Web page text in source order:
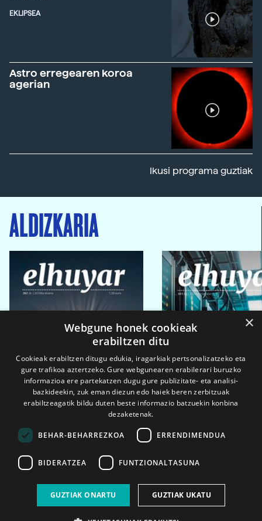
EKLIPSEA
Astro erregearen koroa
agerian
Ikusi programa guztiak
ALDIZKARIA
2026ko eka. 1a 2026ko mar. 1a
×
Webgune honek cookieak
erabiltzen ditu
Cookieak erabiltzen ditugu edukia, iragarkiak pertsonalizatzeko eta
gure trafikoa aztertzeko. Gure webgunearen erabilerari buruzko
informazioa ere partekatzen dugu gure publizitate- eta analisi-
bazkideekin, zuk eman diezun edo haiek beren zerbitzuak
erabiltzeagatik bildu duten beste informazio batzuekin konbina
dezaketenak.
BEHAR-BEHARREZKOA ERRENDIMENDUA
BIDERATZEA FUNTZIONALTASUNA
GUZTIAK ONARTU GUZTIAK UKATU